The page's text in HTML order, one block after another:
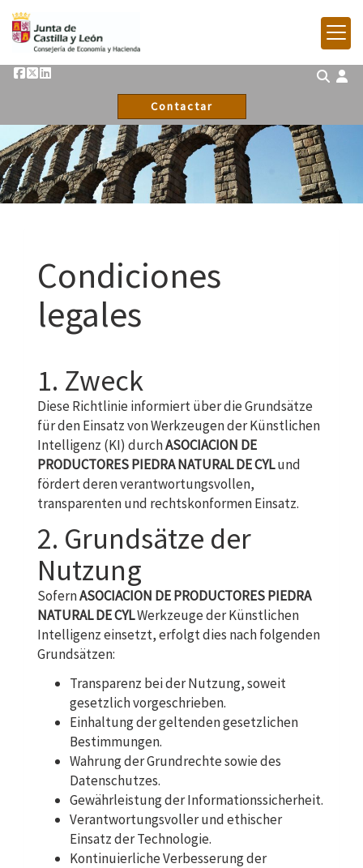
Contactar
Condiciones
legales
1. Zweck
Diese Richtlinie informiert über die Grundsätze
für den Einsatz von Werkzeugen der Künstlichen
Intelligenz (KI) durchASOCIACION DE
PRODUCTORES PIEDRA NATURAL DE CYLund
fördert deren verantwortungsvollen,
transparenten und rechtskonformen Einsatz.
2. Grundsätze der
Nutzung
SofernASOCIACION DE PRODUCTORES PIEDRA
NATURAL DE CYLWerkzeuge der Künstlichen
Intelligenz einsetzt, erfolgt dies nach folgenden
Grundsätzen:
Transparenz bei der Nutzung, soweit
gesetzlich vorgeschrieben.
Einhaltung der geltenden gesetzlichen
Bestimmungen.
Wahrung der Grundrechte sowie des
Datenschutzes.
Gewährleistung der Informationssicherheit.
Verantwortungsvoller und ethischer
Einsatz der Technologie.
Kontinuierliche Verbesserung der